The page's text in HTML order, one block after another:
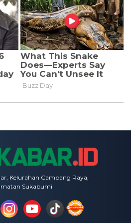
Kelurahan Campang Raya,
Sukabumi